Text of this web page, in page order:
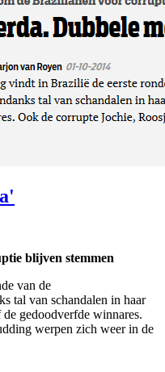
blijven stemmen
van de
tal van schandalen in haar
gedoodverfde winnares.
werpen zich weer in de